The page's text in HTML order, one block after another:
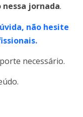
nessa jornada.
não hesite
necessário.